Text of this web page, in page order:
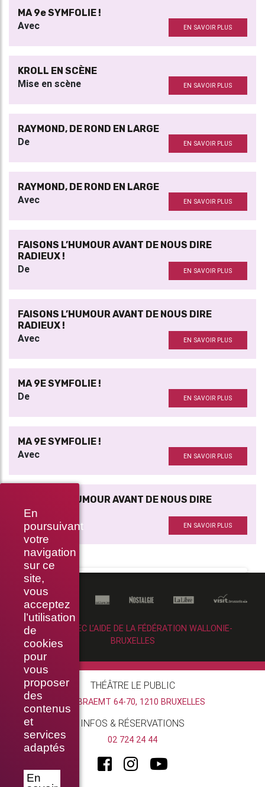
En
poursuivant
votre
navigation
sur ce
site,
vous
acceptez
l’utilisation
de
cookies
pour
vous
proposer
des
contenus
et
services
adaptés
En
MA 9e SYMFOLIE !
Avec EN SAVOIR PLUS
KROLL EN SCÈNE
Mise en scène EN SAVOIR PLUS
RAYMOND, DE ROND EN LARGE
De EN SAVOIR PLUS
RAYMOND, DE ROND EN LARGE
Avec EN SAVOIR PLUS
FAISONS L’HUMOUR AVANT DE NOUS DIRE
RADIEUX !
De EN SAVOIR PLUS
FAISONS L’HUMOUR AVANT DE NOUS DIRE
RADIEUX !
Avec EN SAVOIR PLUS
MA 9E SYMFOLIE !
De EN SAVOIR PLUS
MA 9E SYMFOLIE !
Avec EN SAVOIR PLUS
FAISONS L’HUMOUR AVANT DE NOUS DIRE
RADIEUX
De EN SAVOIR PLUS
RÉALISÉ AVEC L’AIDE DE LA FÉDÉRATION WALLONIE-
BRUXELLES
THÉÂTRE LE PUBLIC
RUE BRAEMT 64-70, 1210 BRUXELLES
INFOS & RÉSERVATIONS
02 724 24 44